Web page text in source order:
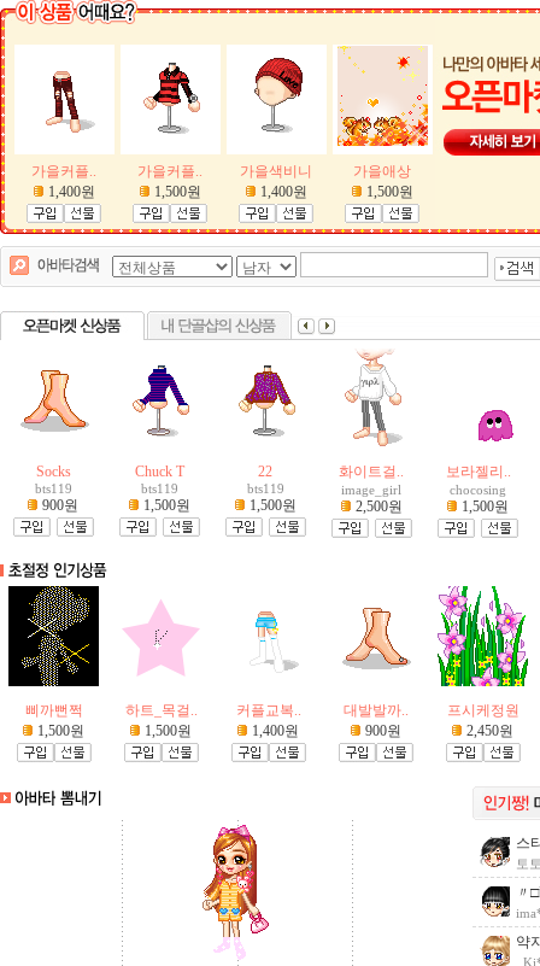
가을커플..
1,400원
가을커플..
1,500원
가을색비니
1,400원
가을애상
1,500원
Socks
bts119
900원
Chuck T
bts119
1,500원
22
bts119
1,500원
화이트걸..
image_girl
2,500원
보라젤리..
chocosing
1,500원
삐까뻔쩍
1,500원
하트_목걸..
1,500원
커플교복..
1,400원
대발발까..
900원
프시케정원
2,450원